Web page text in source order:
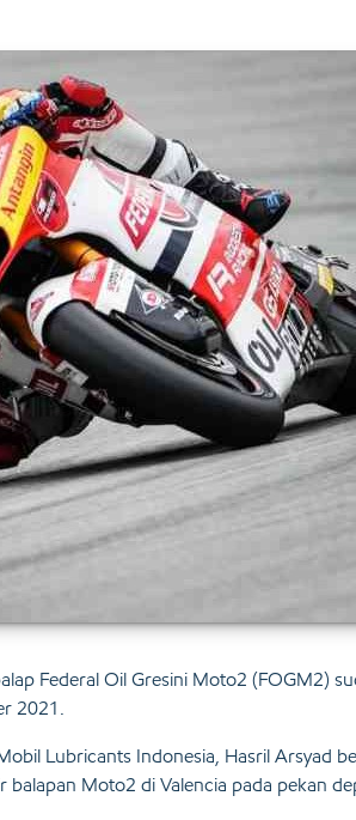
Federal Oil Gresini Moto2 (FOGM2)
2021.
Lubricants Indonesia, Hasril Arsyad
Moto2 di Valencia pada pekan